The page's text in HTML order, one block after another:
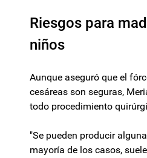
Riesgos para
niños
Aunque aseguró que el
cesáreas son seguras,
todo procedimiento
"Se pueden producir
mayoría de los casos,